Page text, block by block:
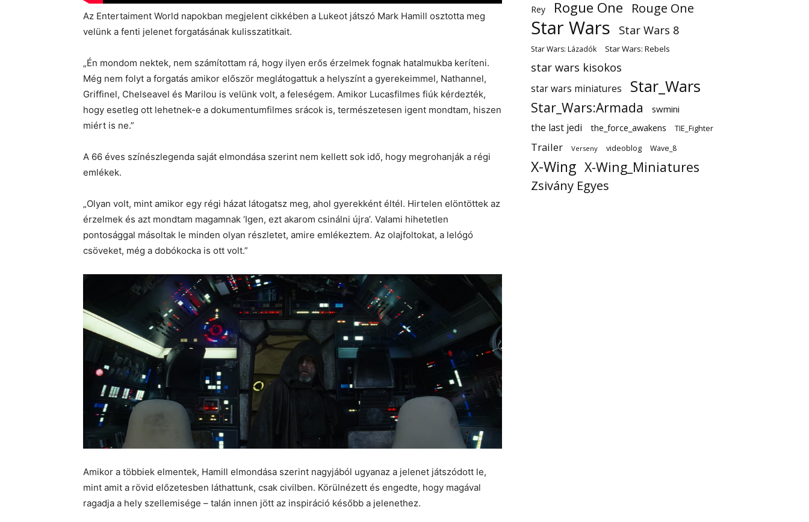
Az Entertaiment World napokban megjelent cikkében a Lukeot játszó Mark Hamill osztotta meg
velünk a fenti jelenet forgatásának kulisszatitkait.
„Én mondom nektek, nem számítottam rá, hogy ilyen erős érzelmek fognak hatalmukba keríteni.
Még nem folyt a forgatás amikor először meglátogattuk a helyszínt a gyerekeimmel, Nathannel,
Griffinel, Chelseavel és Marilou is velünk volt, a feleségem. Amikor Lucasfilmes fiúk kérdezték,
hogy esetleg ott lehetnek-e a dokumentumfilmes srácok is, természetesen igent mondtam, hiszen
miért is ne.”
A 66 éves színészlegenda saját elmondása szerint nem kellett sok idő, hogy megrohanják a régi
emlékek.
„Olyan volt, mint amikor egy régi házat látogatsz meg, ahol gyerekként éltél. Hirtelen elöntöttek az
érzelmek és azt mondtam magamnak ‘Igen, ezt akarom csinálni újra’. Valami hihetetlen
pontosággal másoltak le minden olyan részletet, amire emlékeztem. Az olajfoltokat, a lelógó
csöveket, még a dobókocka is ott volt.”
Amikor a többiek elmentek, Hamill elmondása szerint nagyjából ugyanaz a jelenet játszódott le,
mint amit a rövid előzetesben láthattunk, csak civilben. Körülnézett és engedte, hogy magával
ragadja a hely szellemisége – talán innen jött az inspiráció később a jelenethez.
Rey
Rogue One Rouge One
Star Wars Star Wars 8
Star Wars: Lázadók Star Wars: Rebels
star wars kisokos
star wars miniatures Star_Wars
Star_Wars:Armada swmini
the last jedi the_force_awakens TIE_Fighter
Trailer Verseny videoblog Wave_8
X-Wing X-Wing_Miniatures
Zsivány Egyes